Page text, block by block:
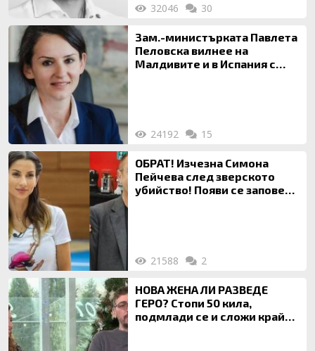
32046 30
Зам.-министърката Павлета
Пеловска вилнее на
Малдивите и в Испания с
24192 15
ОБРАТ! Изчезна Симона
Пейчева след зверското
убийство! Появи се заповед
21588 2
НОВА ЖЕНА ЛИ РАЗВЕДЕ
ГЕРО? Стопи 50 кила,
подмлади се и сложи край